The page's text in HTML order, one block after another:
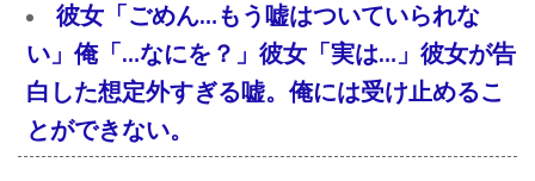
彼女「ごめん…もう嘘はついていられな
い」俺「…なにを？」彼女「実は…」彼女が告
白した想定外すぎる嘘。俺には受け止めるこ
とができない。